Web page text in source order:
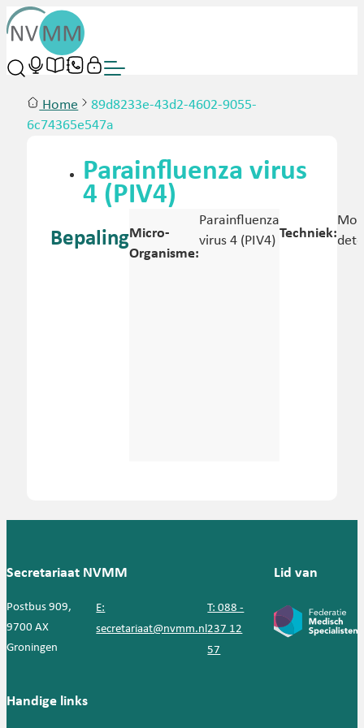
Home
89d8233e-43d2-4602-9055-
6c74365e547a
Parainfluenza virus
4 (PIV4)
BepalingMicro-
Organisme:
Parainfluenza
virus 4 (PIV4) Techniek:
Secretariaat NVMM
Postbus 909,
9700 AX
Groningen
E:
secretariaat@nvmm.nl
T: 088 -
237 12
57
Lid van
Handige links